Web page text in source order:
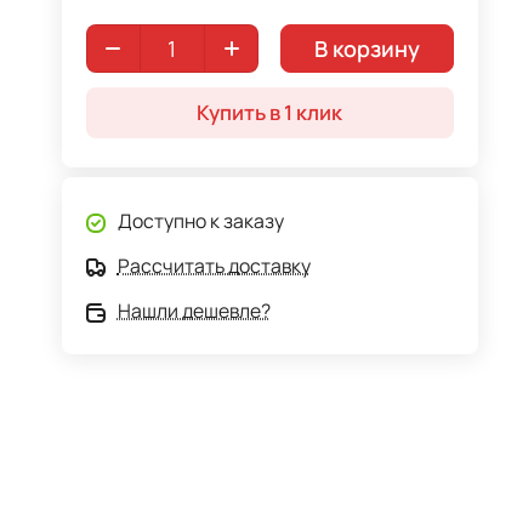
В корзину
Купить в 1 клик
Доступно к заказу
Рассчитать доставку
Нашли дешевле?